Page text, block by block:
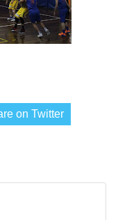
on Twitter